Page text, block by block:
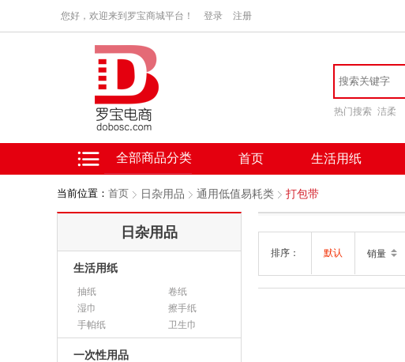
您好，欢迎来到罗宝商城平台！ 登录 注册
热门搜索 洁柔
全部商品分类 首页 生活用纸
当前位置： 首页 日杂用品 通用低值易耗类 打包带
日杂用品
生活用纸
抽纸
卷纸
湿巾
擦手纸
手帕纸
卫生巾
一次性用品
排序： 默认 销量